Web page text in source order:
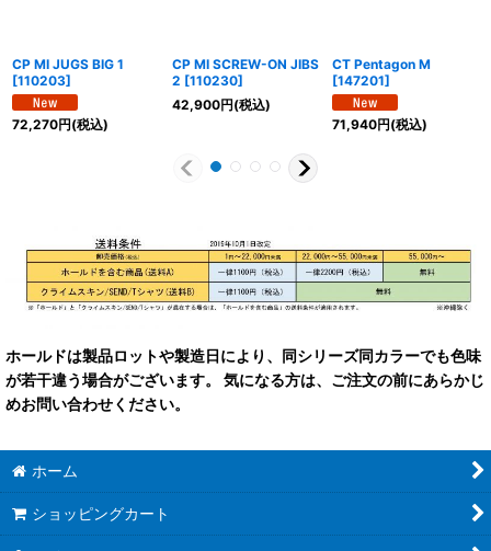
CP MI JUGS BIG 1
[110203]
72,270円(税込)
CP MI SCREW-ON JIBS
2 [110230]
42,900円(税込)
CT Pentagon M
[147201]
71,940円(税込)
ホールドは製品ロットや製造日により、同シリーズ同カラーでも色味
が若干違う場合がございます。 気になる方は、ご注文の前にあらかじ
めお問い合わせください。
ホーム
ショッピングカート